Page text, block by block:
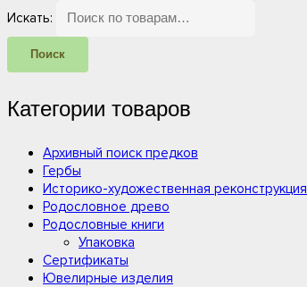
Искать:
Поиск
Категории товаров
Архивный поиск предков
Гербы
Историко-художественная реконструкция
Родословное древо
Родословные книги
Упаковка
Сертификаты
Ювелирные изделия